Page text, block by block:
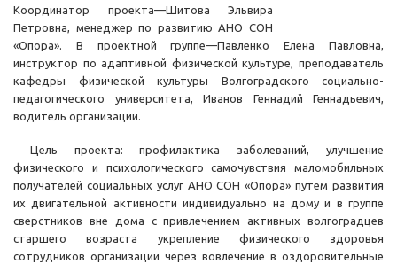
Координатор проекта—Шитова Эльвира
Петровна, менеджер по развитию АНО СОН
«Опора». В проектной группе—Павленко Елена Павловна,
инструктор по адаптивной физической культуре, преподаватель
кафедры физической культуры Волгоградского социально-
педагогического университета, Иванов Геннадий Геннадьевич,
водитель организации.
Цель проекта: профилактика заболеваний, улучшение
физического и психологического самочувствия маломобильных
получателей социальных услуг АНО СОН «Опора» путем развития
их двигательной активности индивидуально на дому и в группе
сверстников вне дома с привлечением активных волгоградцев
старшего возраста укрепление физического здоровья
сотрудников организации через вовлечение в оздоровительные